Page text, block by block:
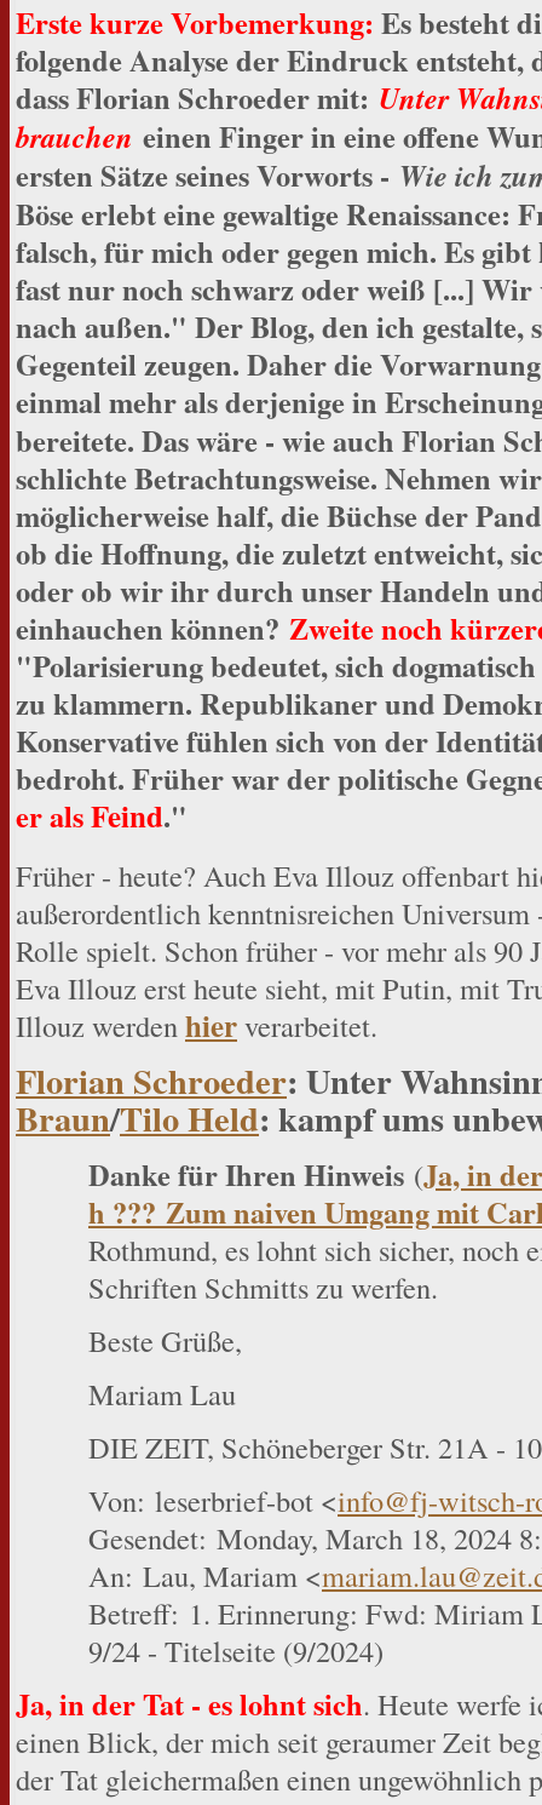
Erste kurze Vorbemerkung: Es besteht
folgende Analyse der Eindruck entsteht,
dass Florian Schroeder mit: Unter
brauchen einen Finger in eine offene
ersten Sätze seines Vorworts - Wie ich
Böse erlebt eine gewaltige
falsch, für mich oder gegen mich. Es
fast nur noch schwarz oder weiß [...] Wir
nach außen." Der Blog, den ich gestalte,
Gegenteil zeugen. Daher die
einmal mehr als derjenige in
bereitete. Das wäre - wie auch Florian
schlichte Betrachtungsweise. Nehmen
möglicherweise half, die Büchse der
ob die Hoffnung, die zuletzt entweicht,
oder ob wir ihr durch unser Handeln
einhauchen können? Zweite noch
"Polarisierung bedeutet, sich
zu klammern. Republikaner und
Konservative fühlen sich von der
bedroht. Früher war der politische
er alsFeind."
Früher - heute? Auch Eva Illouz offenbart
außerordentlich kenntnisreichen
Rolle spielt. Schon früher - vor mehr als 90
Eva Illouz erst heute sieht, mit Putin, mit
Illouz werdenhierverarbeitet.
Florian Schroeder: Unter
Braun/Tilo Held: kampf ums
Danke für Ihren Hinweis (Ja, in
h ??? Zum naiven Umgang mit
Rothmund, es lohnt sich sicher,
Schriften Schmitts zu werfen.
Beste Grüße,
Mariam Lau
DIE ZEIT, Schöneberger Str. 21A -
Von: leserbrief-bot <info@fj-witsch-
Gesendet: Monday, March 18, 2024
An: Lau, Mariam <
Betreff: 1. Erinnerung: Fwd: Miriam
9/24 - Titelseite (9/2024)
Ja, in der Tat - es lohnt sich. Heute werfe
einen Blick, der mich seit geraumer Zeit
der Tat gleichermaßen einen